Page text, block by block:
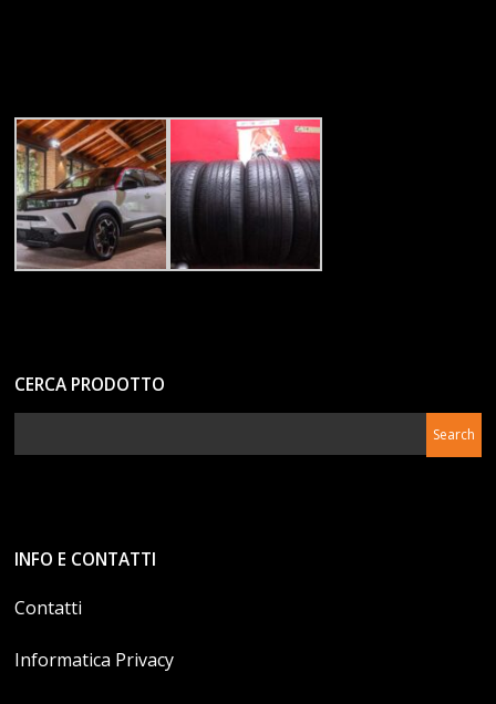
CERCA PRODOTTO
INFO E CONTATTI
Contatti
Informatica Privacy